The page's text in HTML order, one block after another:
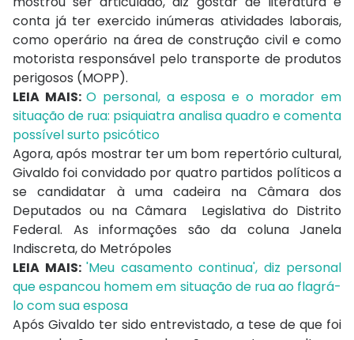
conta já ter exercido inúmeras atividades laborais,
como operário na área de construção civil e como
motorista responsável pelo transporte de produtos
perigosos (MOPP).
LEIA MAIS:O personal, a esposa e o morador em
situação de rua: psiquiatra analisa quadro e comenta
possível surto psicótico
Agora, após mostrar ter um bom repertório cultural,
Givaldo foi convidado por quatro partidos políticos a
se candidatar à uma cadeira na Câmara dos
Deputados ou na Câmara Legislativa do Distrito
Federal. As informações são da coluna Janela
Indiscreta, do Metrópoles
LEIA MAIS: 'Meu casamento continua', diz personal
que espancou homem em situação de rua ao flagrá-
lo com sua esposa
Após Givaldo ter sido entrevistado, a tese de que foi